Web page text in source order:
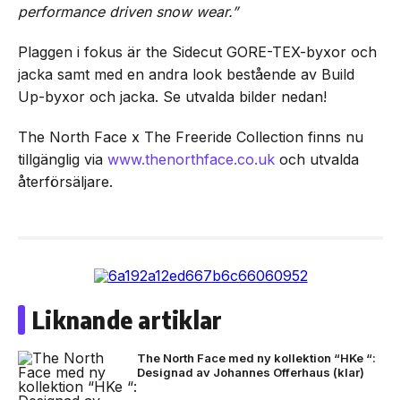
performance driven snow wear.”
Plaggen i fokus är the Sidecut GORE-TEX-byxor och
jacka samt med en andra look bestående av Build
Up-byxor och jacka. Se utvalda bilder nedan!
The North Face x The Freeride Collection finns nu
tillgänglig via www.thenorthface.co.uk och utvalda
återförsäljare.
Liknande artiklar
The North Face med ny kollektion “HKe “:
Designad av Johannes Offerhaus (klar)